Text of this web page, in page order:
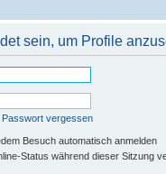
sein, um Profile
Passwort vergessen
Besuch automatisch anmelden
Status während dieser Sitzung